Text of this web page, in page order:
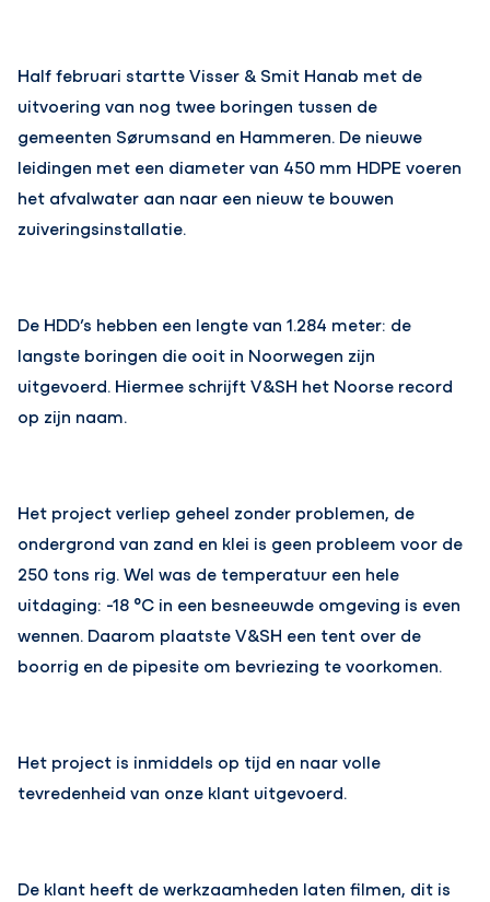
Half februari startte Visser & Smit Hanab met de
uitvoering van nog twee boringen tussen de
gemeenten Sørumsand en Hammeren. De nieuwe
leidingen met een diameter van 450 mm HDPE voeren
het afvalwater aan naar een nieuw te bouwen
zuiveringsinstallatie.
De HDD’s hebben een lengte van 1.284 meter: de
langste boringen die ooit in Noorwegen zijn
uitgevoerd. Hiermee schrijft V&SH het Noorse record
op zijn naam.
Het project verliep geheel zonder problemen, de
ondergrond van zand en klei is geen probleem voor de
250 tons rig. Wel was de temperatuur een hele
uitdaging: -18 °C in een besneeuwde omgeving is even
wennen. Daarom plaatste V&SH een tent over de
boorrig en de pipesite om bevriezing te voorkomen.
Het project is inmiddels op tijd en naar volle
tevredenheid van onze klant uitgevoerd.
De klant heeft de werkzaamheden laten filmen, dit is